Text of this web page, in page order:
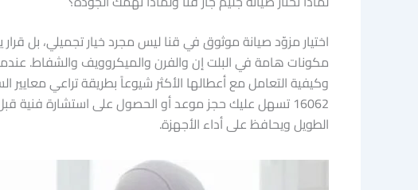
اختيار مزوّد صيانة موثوق في قنا ليس مجرد خيار تجميلي، بل
مكونات هامة في البلت إن والفرن والميكروويف والشفاط.
وكيفية التعامل مع أعطالها الأكثر شيوعاً بطريقة تراعي
16062 تسهل عليك حجز موعد أو الحصول على استشارة فنية
الطويل ويحافظ على أداء الأجهزة.